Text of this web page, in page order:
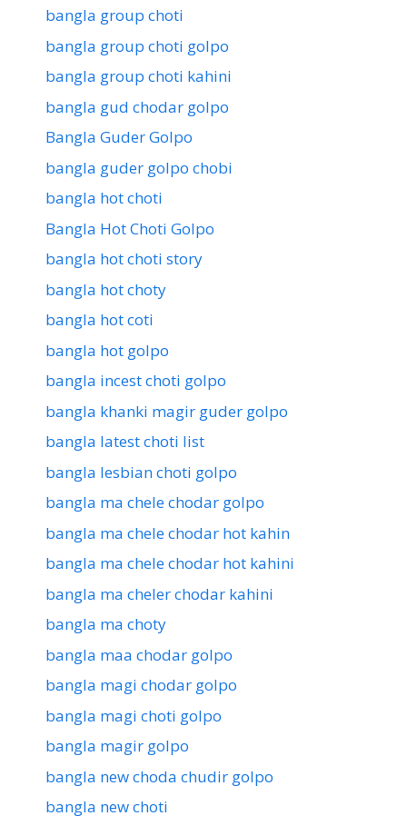
bangla group choti
bangla group choti golpo
bangla group choti kahini
bangla gud chodar golpo
Bangla Guder Golpo
bangla guder golpo chobi
bangla hot choti
Bangla Hot Choti Golpo
bangla hot choti story
bangla hot choty
bangla hot coti
bangla hot golpo
bangla incest choti golpo
bangla khanki magir guder golpo
bangla latest choti list
bangla lesbian choti golpo
bangla ma chele chodar golpo
bangla ma chele chodar hot kahin
bangla ma chele chodar hot kahini
bangla ma cheler chodar kahini
bangla ma choty
bangla maa chodar golpo
bangla magi chodar golpo
bangla magi choti golpo
bangla magir golpo
bangla new choda chudir golpo
bangla new choti